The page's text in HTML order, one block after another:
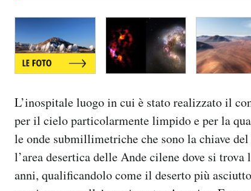
L’inospitale luogo in cui è stato realizzato il
per il cielo particolarmente limpido e per la
le onde submillimetriche che sono la chiave
l’area desertica delle Ande cilene dove si
anni, qualificandolo come il deserto più